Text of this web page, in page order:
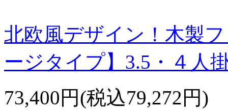
北欧風デザイン！木製
ージタイプ】3.5・４人
73,400円(税込79,272円)